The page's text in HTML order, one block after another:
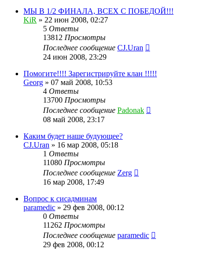
МЫ В 1/2 ФИНАЛА, ВСЕХ С ПОБЕДОЙ!!!
KiR » 22 июн 2008, 02:27
5 Ответы
13812 Просмотры
Последнее сообщение CJ.Uran
24 июн 2008, 23:29
Помогите!!!! Зарегистрируйте клан !!!!!
Georg » 07 май 2008, 10:53
4 Ответы
13700 Просмотры
Последнее сообщение Padonak
08 май 2008, 23:17
Каким будет наше будующее?
CJ.Uran » 16 мар 2008, 05:18
1 Ответы
11080 Просмотры
Последнее сообщение Zerg
16 мар 2008, 17:49
Вопрос к сисадминам
paramedic » 29 фев 2008, 00:12
0 Ответы
11262 Просмотры
Последнее сообщение paramedic
29 фев 2008, 00:12